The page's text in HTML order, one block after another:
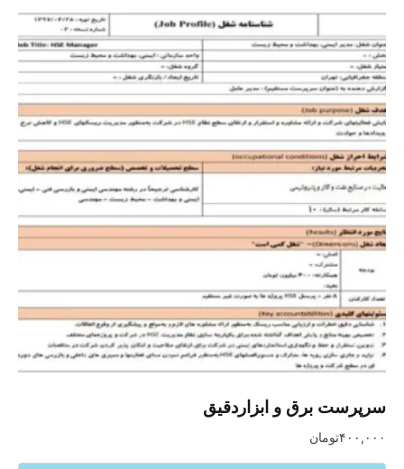
سرپرست برق و ابزاردقیق
۴۰۰,۰۰۰تومان